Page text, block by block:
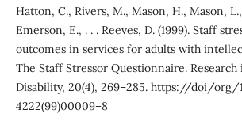
Hatton, C., Rivers, M., Mason, H., Mason,
Emerson, E., . . . Reeves, D. (1999). Staff
outcomes in services for adults with
The Staff Stressor Questionnaire.
Disability, 20(4), 269–285. https://doi/org/
4222(99)00009–8